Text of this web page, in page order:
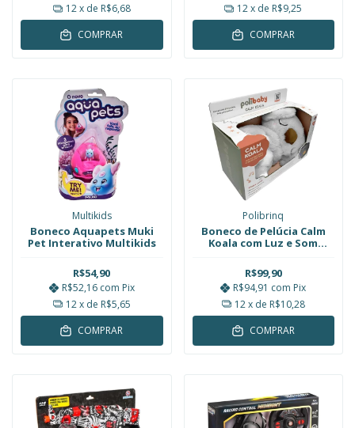
12x de R$6,68
COMPRAR
12x de R$9,25
COMPRAR
Multikids
Boneco Aquapets Muki
Pet Interativo Multikids
R$54,90
R$52,16 com Pix
12x de R$5,65
COMPRAR
Polibrinq
Boneco de Pelúcia Calm
Koala com Luz e Som
R$99,90
R$94,91 com Pix
12x de R$10,28
COMPRAR